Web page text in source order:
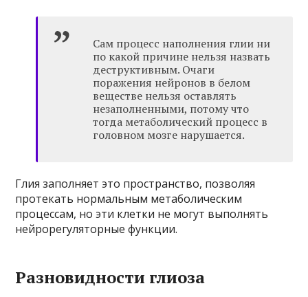
Сам процесс наполнения глии ни
по какой причине нельзя назвать
деструктивным. Очаги
поражения нейронов в белом
веществе нельзя оставлять
незаполненными, потому что
тогда метаболический процесс в
головном мозге нарушается.
Глия заполняет это пространство, позволяя
протекать нормальным метаболическим
процессам, но эти клетки не могут выполнять
нейрорегуляторные функции.
Разновидности глиоза